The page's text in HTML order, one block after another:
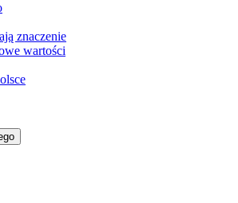
znaczenie
wartości